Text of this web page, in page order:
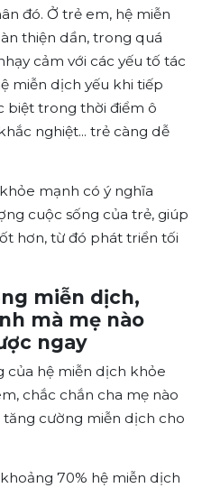
đó. Ở trẻ em, hệ miễn
thiện dần, trong quá
cảm với các yếu tố tác
miễn dịch yếu khi tiếp
biệt trong thời điểm ô
nghiệt... trẻ càng dễ
mạnh có ý nghĩa
cuộc sống của trẻ, giúp
hơn, từ đó phát triển tối
miễn dịch,
mà mẹ nào
ngay
của hệ miễn dịch khỏe
chắc chắn cha mẹ nào
cường miễn dịch cho
70% hệ miễn dịch